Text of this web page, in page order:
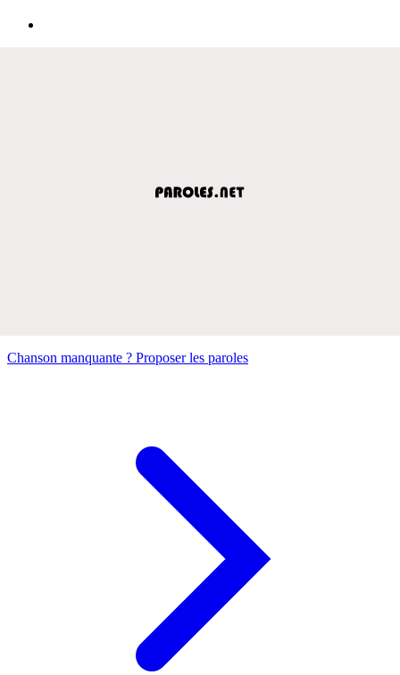
Chanson manquante ? Proposer les paroles